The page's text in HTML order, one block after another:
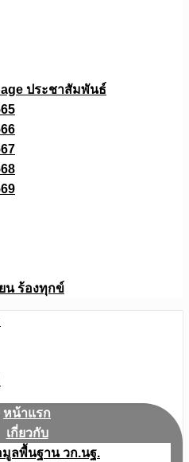
ประชาสัมพันธ์
น ร้องทุกข์
หน้าแรก
เกี่ยวกับ
ลพื้นฐาน วก.นฐ.